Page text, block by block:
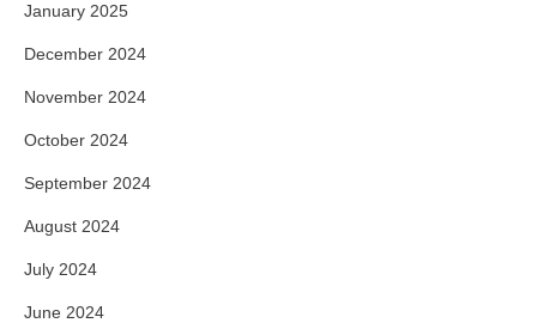
January 2025
December 2024
November 2024
October 2024
September 2024
August 2024
July 2024
June 2024